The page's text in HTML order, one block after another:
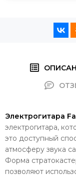
Электрогитара
электрогитара,
это доступный
атмосферу звука
Форма
позволяют